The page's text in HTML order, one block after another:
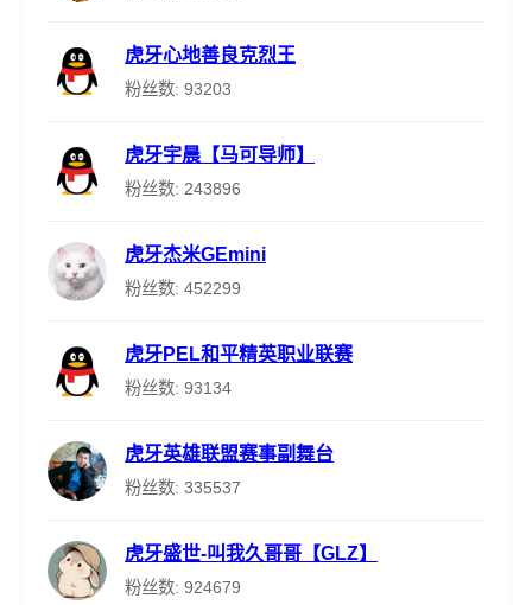
虎牙心地善良克烈王
粉丝数: 93203
虎牙宇晨【马可导师】
粉丝数: 243896
虎牙杰米GEmini
粉丝数: 452299
虎牙PEL和平精英职业联赛
粉丝数: 93134
虎牙英雄联盟赛事副舞台
粉丝数: 335537
虎牙盛世-叫我久哥哥【GLZ】
粉丝数: 924679